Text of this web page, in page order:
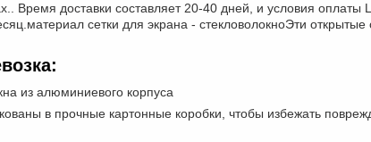
Время доставки составляет 20-40 дней, и условия
сетки для экрана - стекловолокноЭти
из алюминиевого корпуса
в прочные картонные коробки, чтобы избежать